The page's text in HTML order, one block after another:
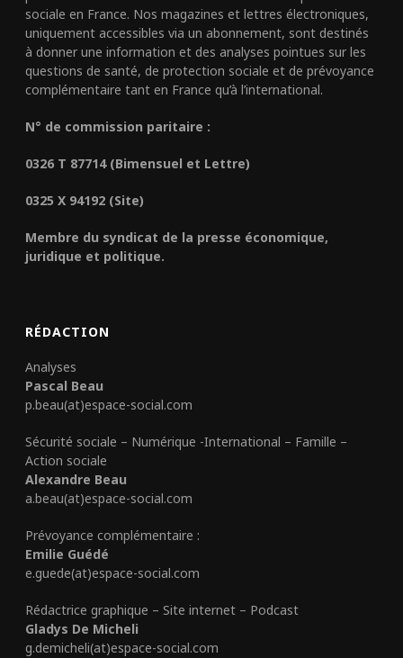
sociale en France. Nos magazines et lettres électroniques,
uniquement accessibles via un abonnement, sont destinés
à donner une information et des analyses pointues sur les
questions de santé, de protection sociale et de prévoyance
complémentaire tant en France qu’à l’international.
N° de commission paritaire :
0326 T 87714 (Bimensuel et Lettre)
0325 X 94192 (Site)
Membre du syndicat de la presse économique,
juridique et politique.
RÉDACTION
Analyses
Pascal Beau
p.beau(at)espace-social.com
Sécurité sociale – Numérique -International – Famille –
Action sociale
Alexandre Beau
a.beau(at)espace-social.com
Prévoyance complémentaire :
Emilie Guédé
e.guede(at)espace-social.com
Rédactrice graphique – Site internet – Podcast
Gladys De Micheli
g.demicheli(at)espace-social.com